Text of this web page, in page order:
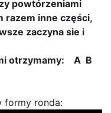
powtórzeniami
razem inne części,
zaczyna sie i
otrzymamy: A B
formy ronda: